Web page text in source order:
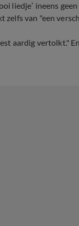
liedje’ ineens
zelfs van "een
aardig vertolkt."